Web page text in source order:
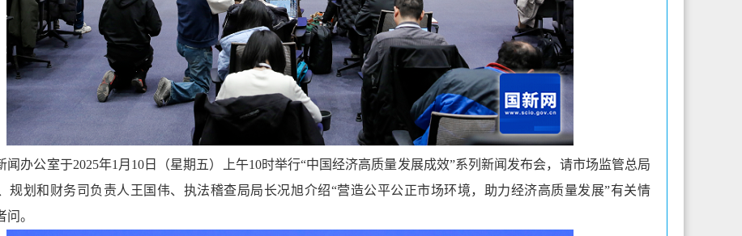
闻办公室于2025年1月10日（星期五）上午10时举行“中国经济高质量发展成效”系列新闻发布会，请市场监管总局
规划和财务司负责人王国伟、执法稽查局局长况旭介绍“营造公平公正市场环境，助力经济高质量发展”有关情
。